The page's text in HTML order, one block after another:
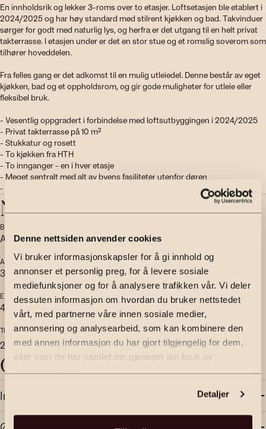
Denne nettsiden anvender cookies
Vi bruker informasjonskapsler for å gi innhold og
annonser et personlig preg, for å levere sosiale
mediefunksjoner og for å analysere trafikken vår. Vi deler
dessuten informasjon om hvordan du bruker nettstedet
vårt, med partnerne våre innen sosiale medier,
annonsering og analysearbeid, som kan kombinere den
med annen informasjon du har gjort tilgjengelig for dem,
eller som de har samlet inn gjennom din bruk av
tjenestene deres.
Detaljer
En innholdsrik og lekker 3-roms over to etasjer. Loftsetasjen ble etablert i
2024/2025 og har høy standard med stilrent kjøkken og bad. Takvinduer
sørger for godt med naturlig lys, og herfra er det utgang til en helt privat
takterrasse. I etasjen under er det en stor stue og et romslig soverom som
tilhører hoveddelen.
Fra felles gang er det adkomst til en mulig utleiedel. Denne består av eget
kjøkken, bad og et oppholdsrom, og gir gode muligheter for utleie eller
fleksibel bruk.
- Vesentlig oppgradert i forbindelse med loftsutbyggingen i 2024/2025
- Privat takterrasse på 10 m²
- Stukkatur og rosett
- To kjøkken fra HTH
- To innganger - en i hver etasje
- Meget sentralt med alt av byens fasiliteter utenfor døren
- Ingen dok. avgift eller forkjøpsrett
Nøkkelinfo
BOLIGTYPE
Andelsleilighet Andel
ANTALL SOVEROM
3
ANTALL BAD
2
ETASJE
4
BYGGEÅR
1892
TOMTEAREAL
277m2(eiet)
Objektbeskrivelse
Innhold og standard